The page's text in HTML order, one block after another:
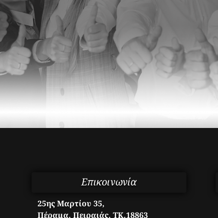
Επικοινωνία
25ης Μαρτίου 35,
Πέραμα, Πειραιάς, ΤΚ.18863